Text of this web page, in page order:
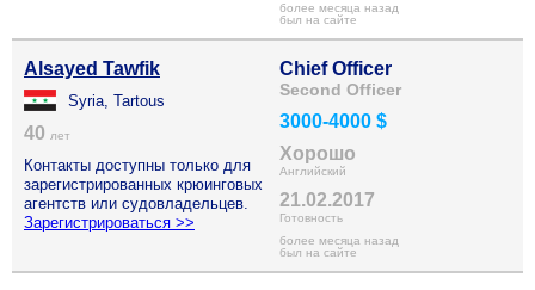
более месяца назад
был на сайте
Alsayed Tawfik
Syria, Tartous
40 лет
Контакты доступны только для
зарегистрированных крюинговых
агентств или судовладельцев.
Зарегистрироваться >>
Chief Officer
Second Officer
3000-4000 $
Хорошо
Английский
21.02.2017
Готовность
более месяца назад
был на сайте